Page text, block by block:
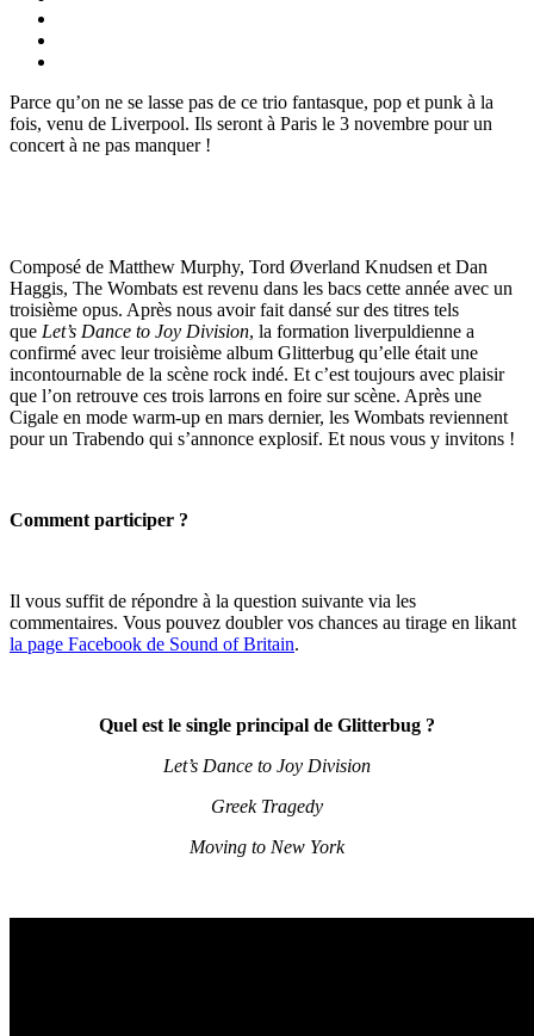
Parce qu’on ne se lasse pas de ce trio fantasque, pop et punk à la
fois, venu de Liverpool. Ils seront à Paris le 3 novembre pour un
concert à ne pas manquer !
Composé de Matthew Murphy, Tord Øverland Knudsen et Dan
Haggis, The Wombats est revenu dans les bacs cette année avec un
troisième opus. Après nous avoir fait dansé sur des titres tels
que Let’s Dance to Joy Division, la formation liverpuldienne a
confirmé avec leur troisième album Glitterbug qu’elle était une
incontournable de la scène rock indé. Et c’est toujours avec plaisir
que l’on retrouve ces trois larrons en foire sur scène. Après une
Cigale en mode warm-up en mars dernier, les Wombats reviennent
pour un Trabendo qui s’annonce explosif. Et nous vous y invitons !
Comment participer ?
Il vous suffit de répondre à la question suivante via les
commentaires. Vous pouvez doubler vos chances au tirage en likant
la page Facebook de Sound of Britain.
Quel est le single principal de Glitterbug ?
Let’s Dance to Joy Division
Greek Tragedy
Moving to New York